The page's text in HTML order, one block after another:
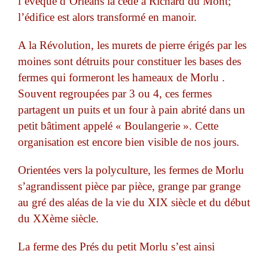
l’édifice est alors transformé en manoir.
A la Révolution, les murets de pierre érigés par les
moines sont détruits pour constituer les bases des
fermes qui formeront les hameaux de Morlu .
Souvent regroupées par 3 ou 4, ces fermes
partagent un puits et un four à pain abrité dans un
petit bâtiment appelé « Boulangerie ». Cette
organisation est encore bien visible de nos jours.
Orientées vers la polyculture, les fermes de Morlu
s’agrandissent pièce par pièce, grange par grange
au gré des aléas de la vie du XIX siècle et du début
du XXème siècle.
La ferme des Prés du petit Morlu s’est ainsi